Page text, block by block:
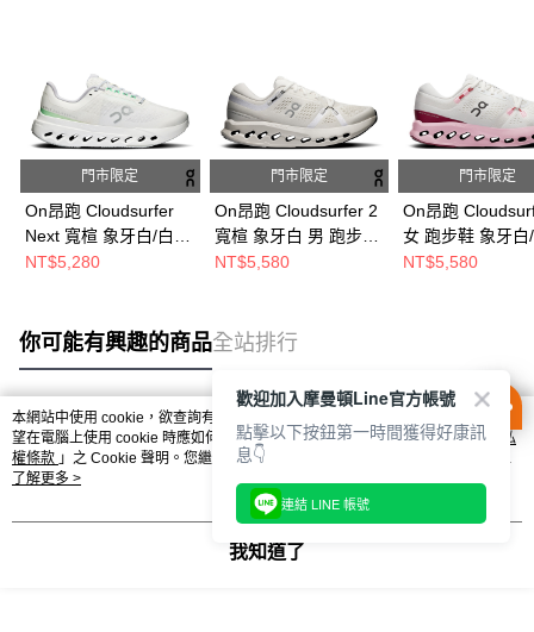
門市限定
On昂跑 Cloudsurfer
Next 寬楦 象牙白/白
女 跑步鞋
NT$5,280
門市限定
On昂跑 Cloudsurfer 2
寬楦 象牙白 男 跑步鞋
ON3MF31023334
NT$5,580
門市限定
On昂跑
女 跑步鞋 象牙白
NT$5,580
你可能有興趣的商品全站排行
熱門標籤
本網站中使用 cookie，欲查詢有關本網站使用 cookie 方式之詳情，及若您不希
望在電腦上使用 cookie 時應如何變更電腦的 cookie 設定，請參閱本網站「
隱私
權條款 」之 Cookie 聲明。您繼續使用本網站即表示您同意本公司得按本網站使
用條款之 Cookie 聲明使用 cookie。
了解更多 >
我知道了
歡迎加入摩曼頓Line官方帳號
點擊以下按鈕第一時間獲得好康訊
息👇
連結 LINE 帳號